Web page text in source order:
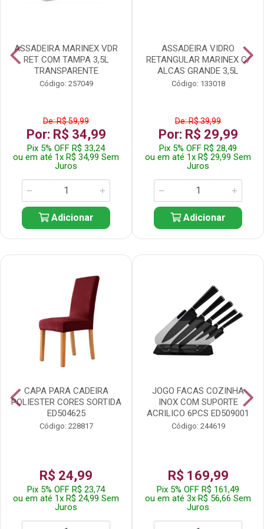
ASSADEIRA MARINEX VDR
RET COM TAMPA 3,5L
TRANSPARENTE
Código: 257049
De: R$ 59,99
Por: R$ 34,99
Pix 5% OFF R$ 33,24
ou em até 1x R$ 34,99 Sem
Juros
Adicionar
ASSADEIRA VIDRO
RETANGULAR MARINEX C/
ALCAS GRANDE 3,5L
Código: 133018
De: R$ 39,99
Por: R$ 29,99
Pix 5% OFF R$ 28,49
ou em até 1x R$ 29,99 Sem
Juros
Adicionar
CAPA PARA CADEIRA
POLIESTER CORES SORTIDA
ED504625
Código: 228817
R$ 24,99
Pix 5% OFF R$ 23,74
ou em até 1x R$ 24,99 Sem
Juros
JOGO FACAS COZINHA
INOX COM SUPORTE
ACRILICO 6PCS ED509001
Código: 244619
R$ 169,99
Pix 5% OFF R$ 161,49
ou em até 3x R$ 56,66 Sem
Juros